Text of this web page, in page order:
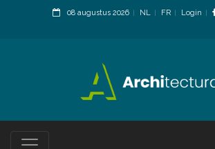
08 augustus 2026 NL FR
Login